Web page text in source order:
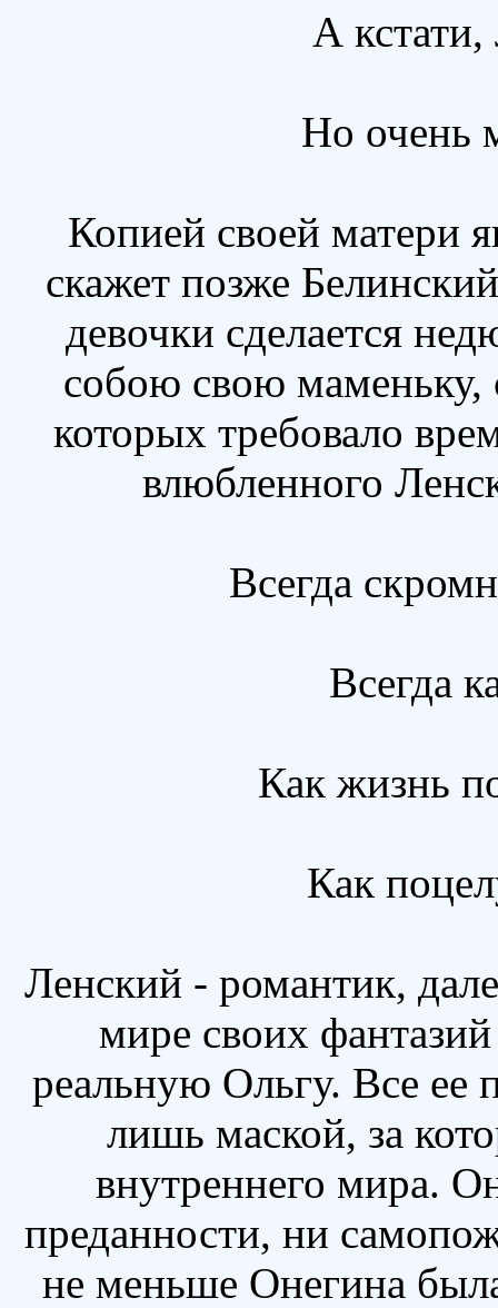
А
Но очень
Копией своей матери
скажет позже
девочки сделается
собою свою
которых требовало
влюбленного
Всегда
Всегда
Как жизнь
Как
Ленский - романтик,
мире своих
реальную Ольгу. Все ее
лишь маской, за
внутреннего мира.
преданности, ни
не меньше Онегина